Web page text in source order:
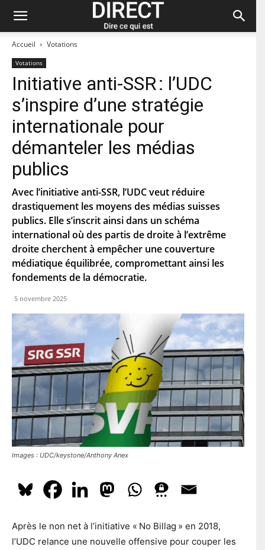
Accueil Votations
Votations
Initiative anti-SSR : l’UDC
s’inspire d’une stratégie
internationale pour
démanteler les médias
publics
Avec l’initiative anti-SSR, l’UDC veut réduire
drastiquement les moyens des médias suisses
publics. Elle s’inscrit ainsi dans un schéma
international où des partis de droite à l’extrême
droite cherchent à empêcher une couverture
médiatique équilibrée, compromettant ainsi les
fondements de la démocratie.
5 novembre 2025
Images : UDC/keystone/Anthony Anex
Après le non net à l’initiative « No Billag » en 2018,
l’UDC relance une nouvelle offensive pour couper les
Restez à jour et abonnez-vous à notre
newsletter « direct ».
r
é
n
o
N
m
d
e
f
m
i
l
e
C
u
r
r
i
e
l
*
C
o
d
e
p
s
a
En t'inscrivant à la newsletter, tu acceptes que le PS te tienne
au courant de l'actualité. Pour en savoir plus, cliquez
S'ABONNER